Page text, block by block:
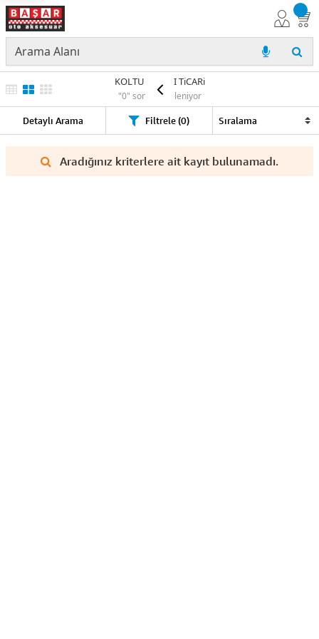
KOLTUK KILIFI TiCARi
"0" sonuç listeleniyor
Detaylı Arama Filtrele (0)
Aradığınız kriterlere ait kayıt bulunamadı.